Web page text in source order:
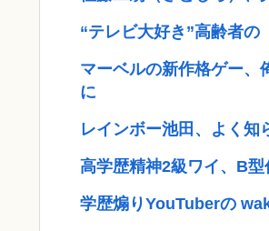
“テレビ大好き”高齢者
マーベルの新作格ゲー、
に
レインボー池田、よく知
高学歴精神2級ワイ、B
学歴煽りYouTuberの